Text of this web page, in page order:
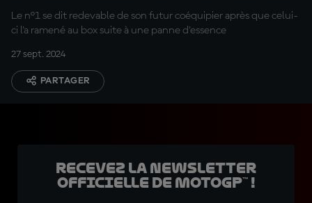
Le n°1 se dit redevable de son futur coéquipier après que celui-
ci l'a ramené au box suite à une panne d'essence
27 sept. 2024
PARTAGER
Recevez la Newsletter
officielle de MotoGP™ !